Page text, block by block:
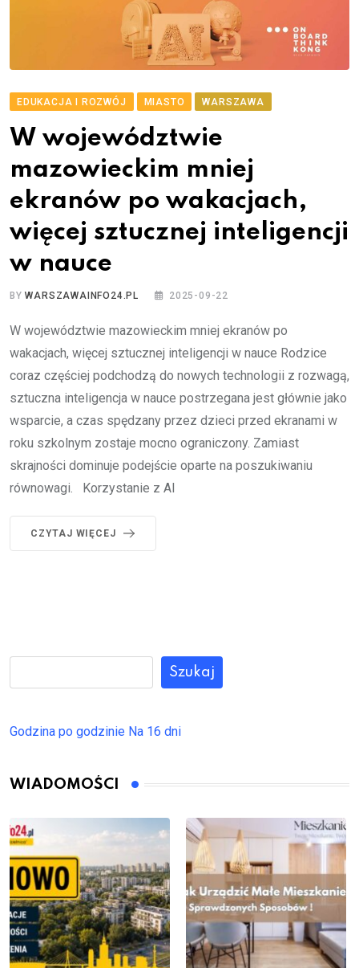
EDUKACJA I ROZWÓJ MIASTO WARSZAWA
W województwie
mazowieckim mniej
ekranów po wakacjach,
więcej sztucznej inteligencji
w nauce
BYWARSZAWAINFO24.PL 2025-09-22
W województwie mazowieckim mniej ekranów po
wakacjach, więcej sztucznej inteligencji w nauce Rodzice
coraz częściej podchodzą do nowych technologii z rozwagą,
sztuczna inteligencja w nauce postrzegana jest głównie jako
wsparcie, a czas spędzany przez dzieci przed ekranami w
roku szkolnym zostaje mocno ograniczony. Zamiast
skrajności dominuje podejście oparte na poszukiwaniu
równowagi. Korzystanie z AI
CZYTAJ WIĘCEJ
Szukaj
Godzina po godzinie Na 16 dni
WIADOMOŚCI